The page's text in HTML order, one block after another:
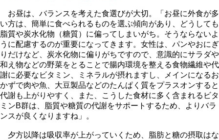
お昼は、バランスを考えた食選びが大切。「お昼に外食が多
い方は、簡単に食べられるものを選ぶ傾向があり、どうしても
脂質や炭水化物（糖質）に偏ってしまいがち。そうならないよ
うに配慮するのが重要になってきます。女性は、パンやおにぎ
りだけなど、炭水化物に偏りがちですので、意識的にサラダ
和え物などの野菜をとることで腸内環境を整える食物繊維や代
謝に必要なビタミン、ミネラルが摂れますし、メインになるお
かずで肉や魚、大豆製品などのたんぱく質をプラスオンすると
代謝も上がりやすく、また、こうした食材に多く含まれるビタ
ミンB群は、脂質や糖質の代謝をサポートするため、よりバラ
ンスが良くなりますね」。
夕方以降は吸収率が上がっていくため、脂肪と糖の摂取はな